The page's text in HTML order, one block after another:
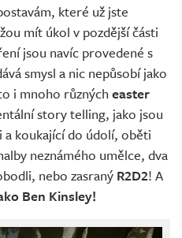
které už jste
mít úkol v pozdější části
jsou navíc provedené s
smysl a nic nepůsobí jako
i mnoho různých easter
story telling, jako jsou
koukající do údolí, oběti
neznámého umělce, dva
nebo zasranýR2D2! A
Ben Kinsley!